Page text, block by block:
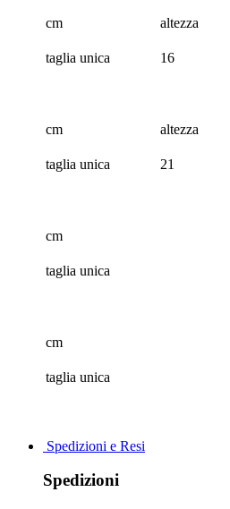
cm altezza
taglia unica 16
cm altezza
taglia unica 21
cm
taglia unica
cm
taglia unica
Spedizioni e Resi
Spedizioni